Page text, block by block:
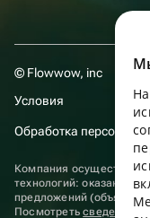
© Flowwow, inc
Условия
Обработка
Компания
технологий: оказание
предложений
Посмотретьсведения о